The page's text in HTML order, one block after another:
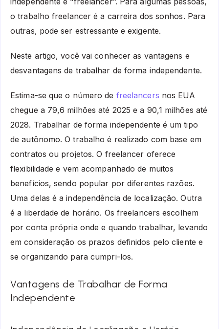
o trabalho freelancer é a carreira dos sonhos. Para
outras, pode ser estressante e exigente.
Neste artigo, você vai conhecer as vantagens e
desvantagens de trabalhar de forma independente.
Estima-se que o número de freelancers nos EUA
chegue a 79,6 milhões até 2025 e a 90,1 milhões até
2028. Trabalhar de forma independente é um tipo
de autônomo. O trabalho é realizado com base em
contratos ou projetos. O freelancer oferece
flexibilidade e vem acompanhado de muitos
benefícios, sendo popular por diferentes razões.
Uma delas é a independência de localização. Outra
é a liberdade de horário. Os freelancers escolhem
por conta própria onde e quando trabalhar, levando
em consideração os prazos definidos pelo cliente e
se organizando para cumpri-los.
Vantagens de Trabalhar de Forma
Independente